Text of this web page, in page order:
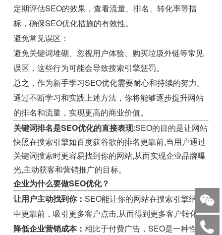
定期评估SEO的效果，查看流量、排名、转化率等指
标，确保SEO优化措施的有效性。
避免常见误区：
避免关键词堆砌、忽视用户体验、购买垃圾外链等常见
误区，这些行为可能会导致搜索引擎惩罚。
总之，作为新手学习SEO优化需要耐心和持续的努力。
通过不断学习和实践上述方法，你将能够逐步提升网站
的排名和流量，实现更高的商业价值。
关键词排名是SEO优化的直接表现:SEO的目的是让网站
快照在搜索引擎如百度获谷歌的排名更靠前,当用户通过
关键词搜索时更容易找到你的网站,从而实现企业品牌曝
光,主动获客和营销推广的目标。
企业为什么要做SEO优化？
让用户主动找到你：SEO能让你的网站在搜索引擎结果
中更靠前，吸引更多客户点击,从而得到更多客户转化。
降低企业营销成本：相比于付费广告，SEO是一种性价